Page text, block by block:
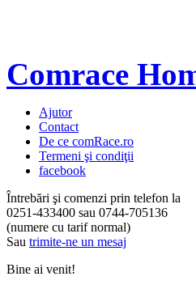
Comrace
Ajutor
Contact
De ce comRace.ro
Termeni şi condiţii
facebook
Întrebări şi comenzi prin telefon la
0251-433400 sau 0744-705136
(numere cu tarif normal)
Sau trimite-ne un mesaj
Bine ai venit!